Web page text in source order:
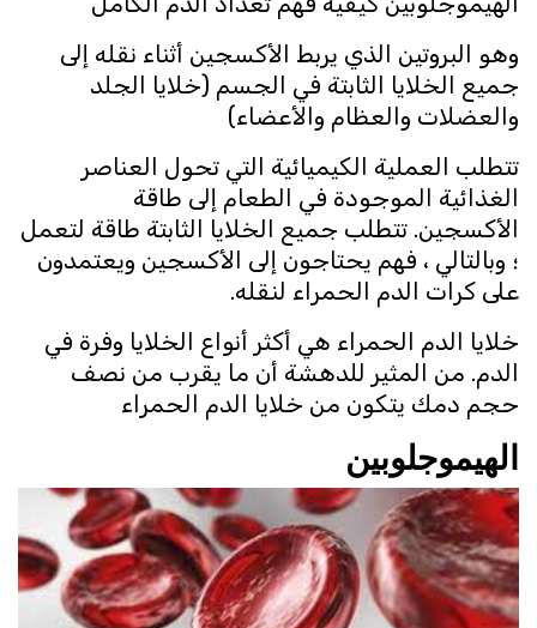
وهو البروتين الذي يربط الأكسجين أثناء نقله إلى
جميع الخلايا الثابتة في الجسم (خلايا الجلد
والعضلات والعظام والأعضاء)
تتطلب العملية الكيميائية التي تحول العناصر
الغذائية الموجودة في الطعام إلى طاقة
الأكسجين. تتطلب جميع الخلايا الثابتة طاقة لتعمل
؛ وبالتالي ، فهم يحتاجون إلى الأكسجين ويعتمدون
على كرات الدم الحمراء لنقله.
خلايا الدم الحمراء هي أكثر أنواع الخلايا وفرة في
الدم. من المثير للدهشة أن ما يقرب من نصف
حجم دمك يتكون من خلايا الدم الحمراء
الهيموجلوبين